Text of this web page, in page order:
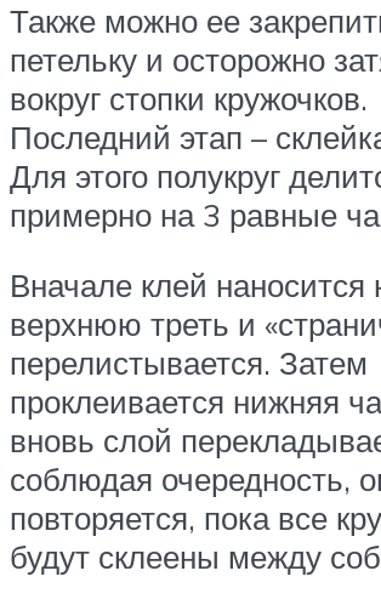
Также можно ее
петельку и осторожно
вокруг стопки кружочков.
Последний этап –
Для этого полукруг
примерно на 3 равные
Вначале клей наносится
верхнюю треть и
перелистывается. Затем
проклеивается нижняя
вновь слой
соблюдая очередность,
повторяется, пока все
будут склеены между